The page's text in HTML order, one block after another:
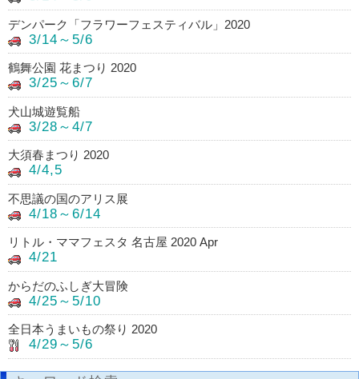
デンパーク「フラワーフェスティバル」2020
3/14～5/6
鶴舞公園 花まつり 2020
3/25～6/7
犬山城遊覧船
3/28～4/7
大須春まつり 2020
4/4,5
不思議の国のアリス展
4/18～6/14
リトル・ママフェスタ 名古屋 2020 Apr
4/21
からだのふしぎ大冒険
4/25～5/10
全日本うまいもの祭り 2020
4/29～5/6